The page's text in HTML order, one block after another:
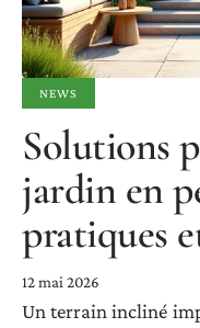
NEWS
Solutions
jardin en
pratiques
12 mai 2026
Un terrain incliné